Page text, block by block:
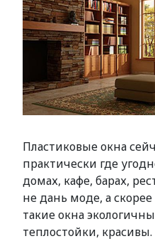
Пластиковые окна
практически где
домах, кафе, барах,
не дань моде, а
такие окна
теплостойки, красивы.